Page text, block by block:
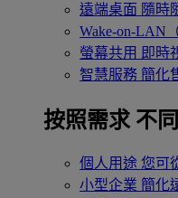
遠端桌面 隨時
Wake-on-LAN
螢幕共用 即時
智慧服務 簡化
按照需求 不
個人用途 您可
小型企業 簡化